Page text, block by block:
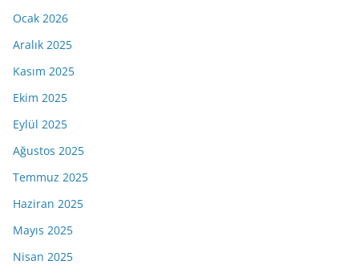
Ocak 2026
Aralık 2025
Kasım 2025
Ekim 2025
Eylül 2025
Ağustos 2025
Temmuz 2025
Haziran 2025
Mayıs 2025
Nisan 2025